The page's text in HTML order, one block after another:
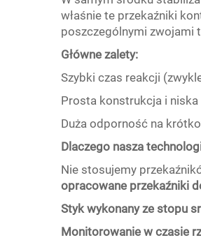
właśnie te przekaźniki
poszczególnymi zwojami
Główne zalety:
Szybki czas reakcji
Prosta konstrukcja i niska
Duża odporność na
Dlaczego nasza
Nie stosujemy
opracowane przekaźniki
Styk wykonany ze stopu
Monitorowanie w czasie